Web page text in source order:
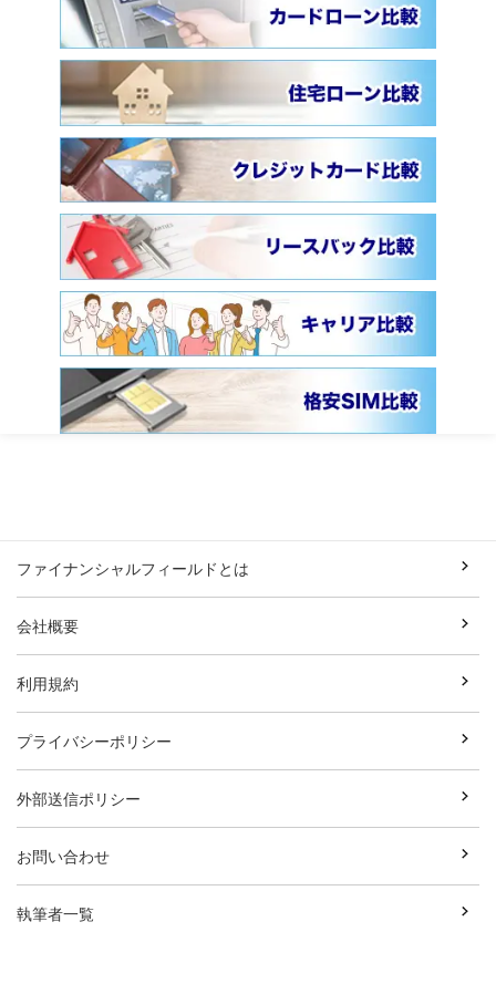
ファイナンシャルフィールドとは
会社概要
利用規約
プライバシーポリシー
外部送信ポリシー
お問い合わせ
執筆者一覧